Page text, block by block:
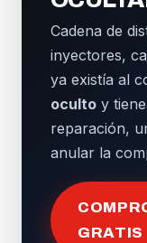
Cadena de
inyectores,
ya existía al
oculto y
reparación,
anular la
GRATIS